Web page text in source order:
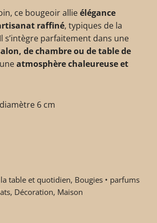
ce bougeoir allieélégance
raffiné, typiques de la
s’intègre parfaitement dans une
de chambre ou de table de
atmosphère chaleureuse et
6 cm
table et quotidien, Bougies • parfums
, Décoration, Maison